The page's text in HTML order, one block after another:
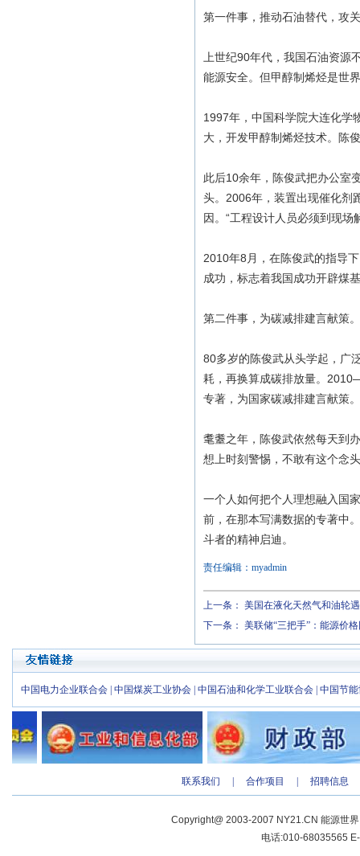
第一件事，推动石油替代，攻
上世纪90年代，我国石油资
能源安全。但甲醇制烯烃是世
1997年，中国科学院大连化学
大，开发甲醇制烯烃技术。陈
此后10余年，陈俊武把办公室
头。2006年，装置出现催化剂
因。“工程设计人员必须到现
2010年8月，在陈俊武的指导
成功，标志着我国成功开辟煤
第二件事，为碳减排建言献策。
80多岁的陈俊武从头学起，广
耗，再换算成碳排放量。
专著，为国家碳减排建言献策。
耄耋之年，陈俊武依然每天到
想上时刻警惕，不敢有这个念
一个人如何把个人理想融入国
前，在那本写满数据的专著中
斗者的精神启迪。
责任编辑：myadmin
上一条： 美国在液化天然气和油轮
下一条： 美联储“三把手”：能源价
中国电力企业联合会 中国煤炭工业协会 中国石油和化学工业联合会 中国节
联系我们 合作项目 招聘信息
Copyright@ 2003-2007 NY21.CN 能源世
电话:010-68035565